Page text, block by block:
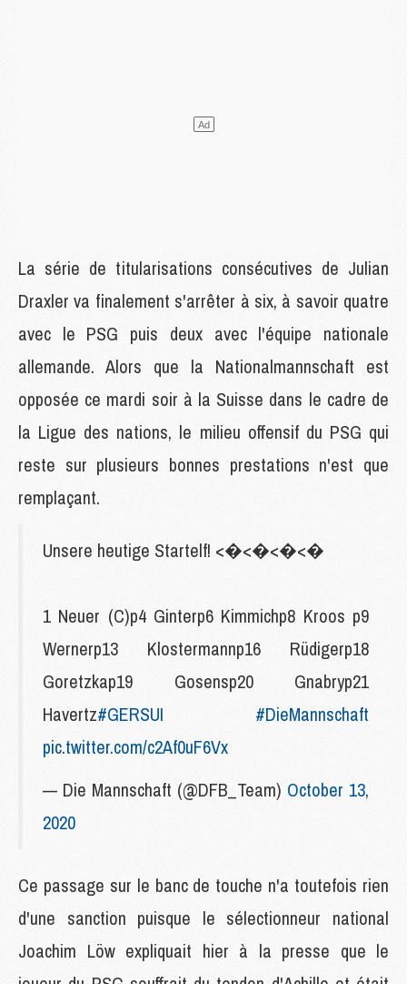
La série de titularisations consécutives de Julian
Draxler va finalement s'arrêter à six, à savoir quatre
avec le PSG puis deux avec l'équipe nationale
allemande. Alors que la Nationalmannschaft est
opposée ce mardi soir à la Suisse dans le cadre de
la Ligue des nations, le milieu offensif du PSG qui
reste sur plusieurs bonnes prestations n'est que
remplaçant.
Unsere heutige Startelf! <�<�<�<�
1 Neuer (C)p4 Ginterp6 Kimmichp8 Kroos p9
Wernerp13 Klostermannp16 Rüdigerp18
Goretzkap19 Gosensp20 Gnabryp21
Havertz#GERSUI
#DieMannschaft
pic.twitter.com/c2Af0uF6Vx
— Die Mannschaft (@DFB_Team) October 13,
2020
Ce passage sur le banc de touche n'a toutefois rien
d'une sanction puisque le sélectionneur national
Joachim Löw expliquait hier à la presse que le